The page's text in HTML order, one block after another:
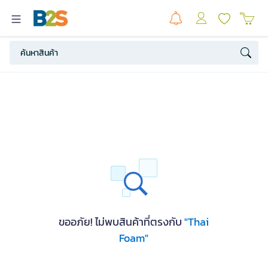
ขออภัย! ไม่พบสินค้าที่ตรงกับ"Thai
Foam"